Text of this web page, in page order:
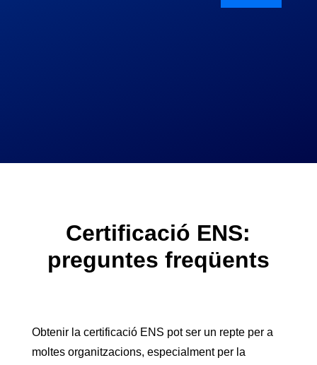
Certificació ENS:
preguntes freqüents
Obtenir la certificació ENS pot ser un repte per a
moltes organitzacions, especialment per la